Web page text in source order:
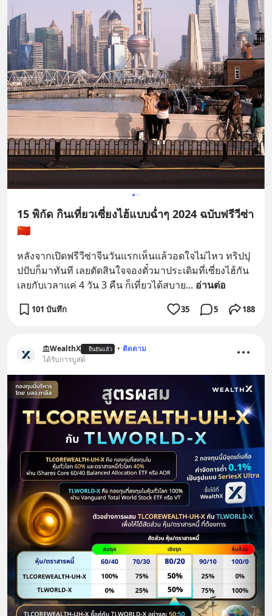
15 พิกัด กินเที่ยวเซี่ยงไฮ้แบบฉ่ำๆ 2024 ฉบับฟรีวีซ่า
🇨🇳
หลังจากเปิดฟรีวีซ่าจีนวันแรกเห็นแล้วอดใจไม่ไหว ทริปปุ
ปปับก็มาทันที เลยตัดสินใจจองตั๋วมาประเดิมที่เซี่ยงไฮ้กัน
เลยกับเวลาแค่ 4 วัน 3 คืน ก็เที่ยวได้สบาย... อ่านต่อ
101 บันทึก 35 5 188
WealthX ยืนยันแล้ว • ติดตาม
ได้รับการบูสต์